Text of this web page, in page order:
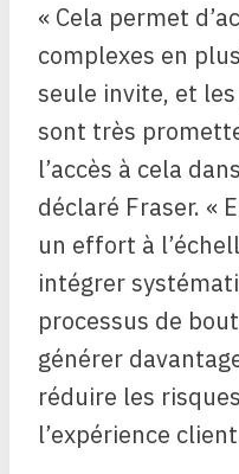
« Cela permet
complexes en
seule invite, et
sont très
l’accès à cela
déclaré Fraser. «
un effort à
intégrer
processus de
générer
réduire les
l’expérience